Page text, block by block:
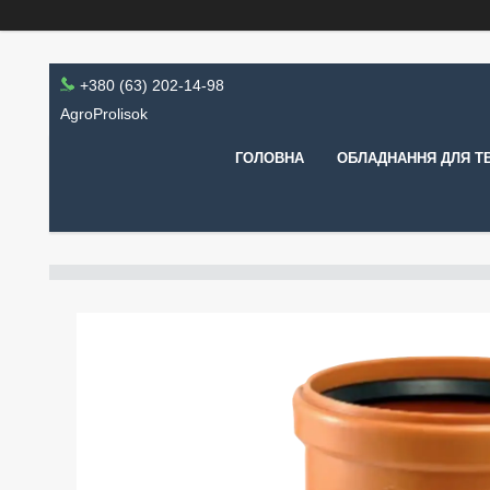
+380 (63) 202-14-98
AgroProlisok
ГОЛОВНА ОБЛАДНАННЯ ДЛЯ